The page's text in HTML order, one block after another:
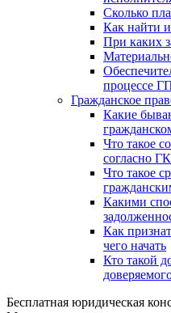
Сколько
Как найти
При каких
процессе
Гражданское
Какие
Что такое
согласно
Что такое
Какими
Как
чего начать
Кто такой
Бесплатная юридическая